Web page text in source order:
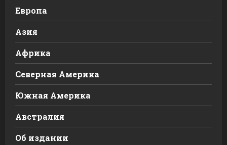
Европа
Азия
Африка
Северная Америка
Южная Америка
Австралия
Об издании